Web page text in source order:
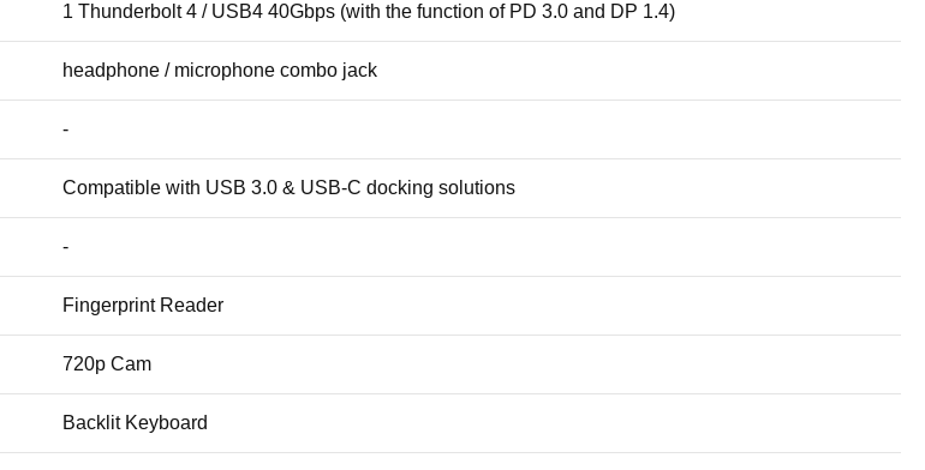
1 Thunderbolt 4 / USB4 40Gbps (with the function of PD 3.0 and DP 1.4)
headphone / microphone combo jack
-
Compatible with USB 3.0 & USB-C docking solutions
-
Fingerprint Reader
720p Cam
Backlit Keyboard